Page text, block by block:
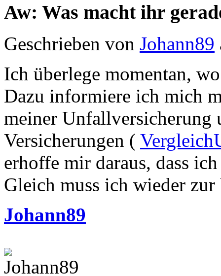
Aw: Was macht ihr
Geschrieben von Johann89
Ich überlege momentan,
Dazu informiere ich mich
meiner Unfallversicherung
Versicherungen (
erhoffe mir daraus, dass
Gleich muss ich wieder
Johann89